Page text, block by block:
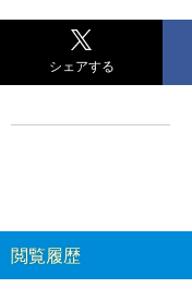
シェアする
閲覧履歴